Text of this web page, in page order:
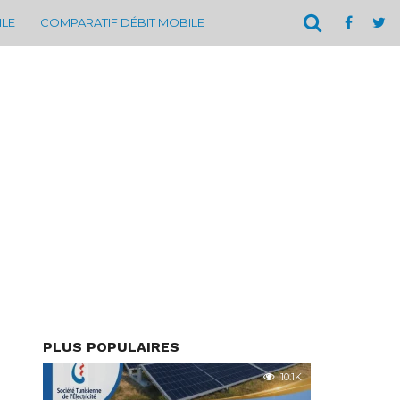
COMPARATIF DÉBIT MOBILE
PLUS POPULAIRES
10.1K